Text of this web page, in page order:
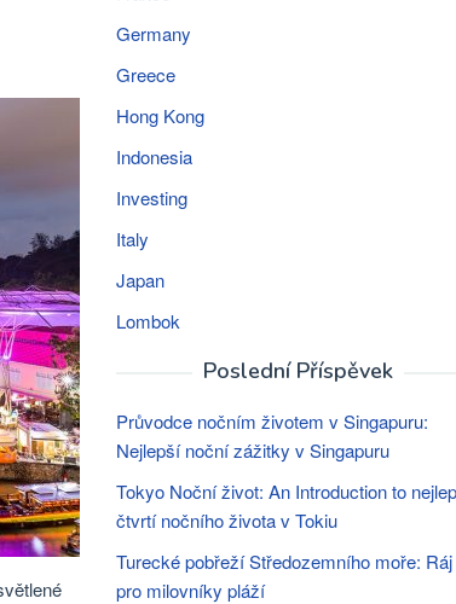
Germany
Greece
Hong Kong
Indonesia
Investing
Italy
Japan
Lombok
Poslední Příspěvek
Průvodce nočním životem v Singapuru:
Nejlepší noční zážitky v Singapuru
Tokyo Noční život: An Introduction to
čtvrtí nočního života v Tokiu
Turecké pobřeží Středozemního moře: Ráj
pro milovníky pláží